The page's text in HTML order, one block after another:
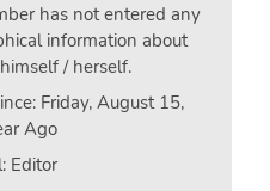
has not entered any
information about
himself / herself.
Friday, August 15,
Ago
Editor